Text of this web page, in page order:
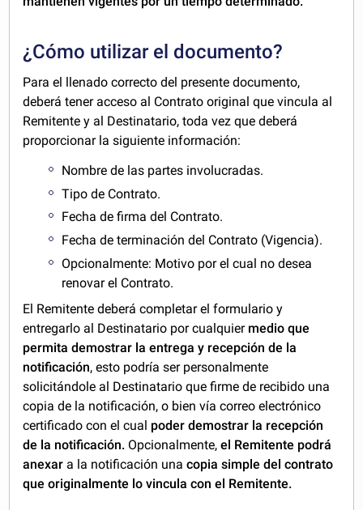
¿Cómo utilizar el documento?
Para el llenado correcto del presente documento,
deberá tener acceso al Contrato original que vincula al
Remitente y al Destinatario, toda vez que deberá
proporcionar la siguiente información:
Nombre de las partes involucradas.
Tipo de Contrato.
Fecha de firma del Contrato.
Fecha de terminación del Contrato (Vigencia).
Opcionalmente: Motivo por el cual no desea
renovar el Contrato.
El Remitente deberá completar el formulario y
entregarlo al Destinatario por cualquier medio que
permita demostrar la entrega y recepción de la
notificación, esto podría ser personalmente
solicitándole al Destinatario que firme de recibido una
copia de la notificación, o bien vía correo electrónico
certificado con el cual poder demostrar la recepción
de la notificación. Opcionalmente,el Remitente podrá
anexar a la notificación unacopia simple del contrato
que originalmente lo vincula con el Remitente.